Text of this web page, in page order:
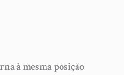
à mesma posição